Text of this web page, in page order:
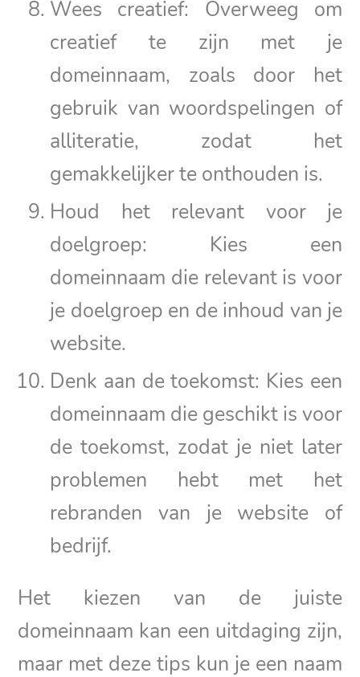
Wees creatief: Overweeg om
creatief te zijn met je
domeinnaam, zoals door het
gebruik van woordspelingen of
alliteratie, zodat het
gemakkelijker te onthouden is.
Houd het relevant voor je
doelgroep: Kies een
domeinnaam die relevant is voor
je doelgroep en de inhoud van je
website.
Denk aan de toekomst: Kies een
domeinnaam die geschikt is voor
de toekomst, zodat je niet later
problemen hebt met het
rebranden van je website of
bedrijf.
Het kiezen van de juiste
domeinnaam kan een uitdaging zijn,
maar met deze tips kun je een naam